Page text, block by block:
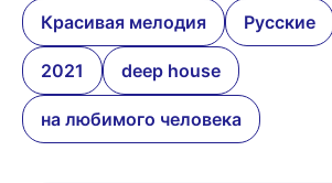
Красивая мелодия Русские
2021 deep house
на любимого человека